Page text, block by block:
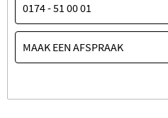
0174 - 51 00 01
MAAK EEN AFSPRAAK